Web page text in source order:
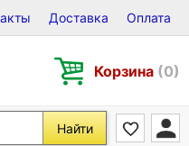
на Виниле, CD и DVD
Доставка Оплата
Корзина (0)
Найти